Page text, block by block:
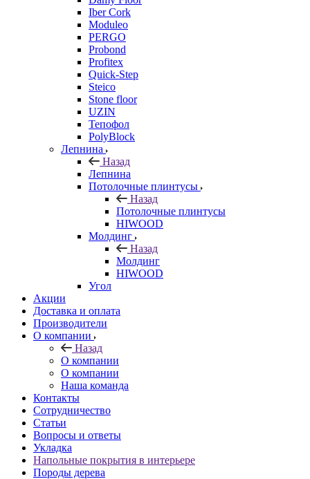
Iber Cork
Moduleo
PERGO
Probond
Profitex
Quick-Step
Steico
Stone floor
UZIN
Тепофол
PolyBlock
Лепнина
Назад
Лепнина
Потолочные плинтусы
Назад
Потолочные плинтусы
HIWOOD
Молдинг
Назад
Молдинг
HIWOOD
Угол
Акции
Доставка и оплата
Производители
О компании
Назад
О компании
О компании
Наша команда
Контакты
Сотрудничество
Статьи
Вопросы и ответы
Укладка
Напольные покрытия в интерьере
Породы дерева